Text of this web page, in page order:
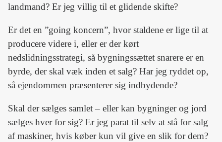
landmand? Er jeg villig til et glidende skifte?
Er det en ”going koncern”, hvor staldene er lige til at
producere videre i, eller er der kørt
nedslidningsstrategi, så bygningssættet snarere er en
byrde, der skal væk inden et salg? Har jeg ryddet op,
så ejendommen præsenterer sig indbydende?
Skal der sælges samlet – eller kan bygninger og jord
sælges hver for sig? Er jeg parat til selv at stå for salg
af maskiner, hvis køber kun vil give en slik for dem?